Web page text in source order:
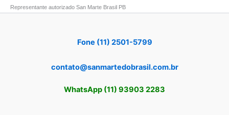
Representante autorizado San Marte Brasil PB
Fone (11) 2501-5799
contato@sanmartedobrasil.com.br
WhatsApp (11) 93903 2283